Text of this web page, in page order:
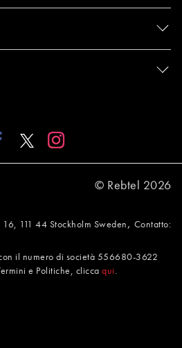
© Rebtel 2026
16, 111 44 Stockholm Sweden , Contatto:
il numero di società 556680-3622
e Politiche, clicca qui .